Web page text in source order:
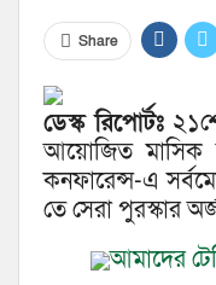
Share
ডেস্ক রিপোর্টঃ২১শে
আয়োজিত মাসিক
কনফারেন্স-এ
তে সেরা পুরস্কার
আমাদের